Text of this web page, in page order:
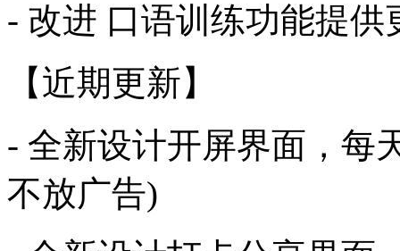
- 改进 口语训练功能提供
【近期更新】
- 全新设计开屏界面，每
不放广告)